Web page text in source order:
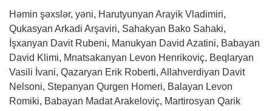
Həmin şəxslər, yəni, Harutyunyan Arayik Vladimiri,
Qukasyan Arkadi Arşaviri, Sahakyan Bako Sahaki,
İşxanyan Davit Rubeni, Manukyan David Azatini, Babayan
David Klimi, Mnatsakanyan Levon Henrikoviç, Beqlaryan
Vasili İvani, Qazaryan Erik Roberti, Allahverdiyan Davit
Nelsoni, Stepanyan Qurgen Homeri, Balayan Levon
Romiki, Babayan Madat Arakeloviç, Martirosyan Qarik